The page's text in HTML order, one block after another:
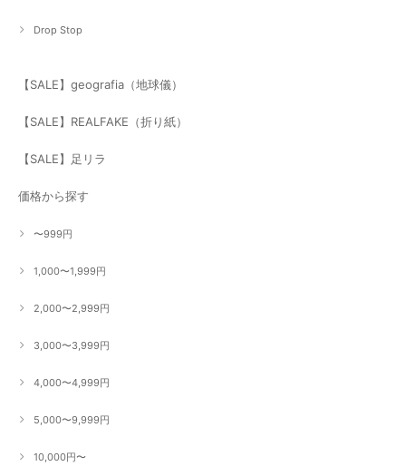
Drop Stop
【SALE】geografia（地球儀）
【SALE】REALFAKE（折り紙）
【SALE】足リラ
価格から探す
〜999円
1,000〜1,999円
2,000〜2,999円
3,000〜3,999円
4,000〜4,999円
5,000〜9,999円
10,000円〜